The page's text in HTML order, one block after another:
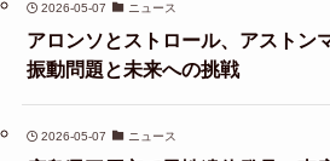
2026-05-07 ニュース
アロンソとストロール、アストン
振動問題と未来への挑戦
2026-05-07 ニュース